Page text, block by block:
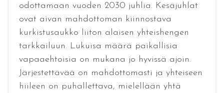
odottamaan vuoden 2030 juhlia. Kesäjuhlat
ovat aivan mahdottoman kiinnostava
kurkistusaukko liiton alaisen yhteishengen
tarkkailuun. Lukuisa määrä paikallisia
vapaaehtoisia on mukana jo hyvissä ajoin.
Järjestettävää on mahdottomasti ja yhteiseen
hiileen on puhallettava, mielellään yhtä